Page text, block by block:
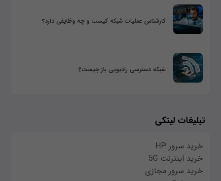
کارشناس عملیات شبکه کیست و چه وظایفی دارد؟
شبکه دسترسی رادیویی باز چیست؟
تبلیغات لینکی
خرید سرور HP
خرید اینترنت 5G
خرید سرور مجازی